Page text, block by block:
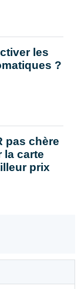
les
?
pas chère
la carte
prix